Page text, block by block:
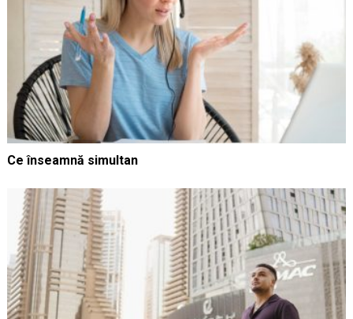
Ce înseamnă simultan